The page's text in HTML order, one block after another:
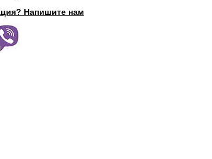
Напишите нам